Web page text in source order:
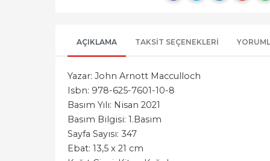
AÇIKLAMA TAKSIT SEÇENEKLERI
Yazar: John Arnott Macculloch
Isbn: 978-625-7601-10-8
Basım Yılı: Nisan 2021
Basım Bilgisi: 1.Basım
Sayfa Sayısı: 347
Ebat: 13,5 x 21 cm